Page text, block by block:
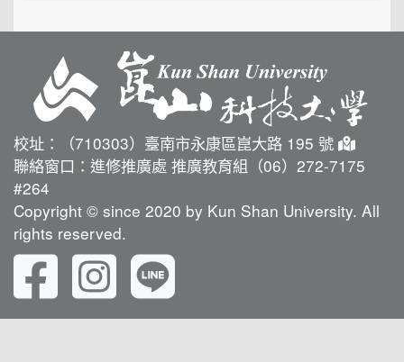
校址：（710303）臺南市永康區崑大路 195 號
聯絡窗口：進修推廣處 推廣教育組（06）272-7175
#264
Copyright © since 2020 by Kun Shan University. All
rights reserved.